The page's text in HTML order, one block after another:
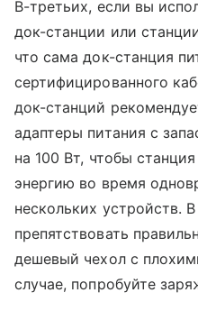
В-третьих, если вы
док-станции или
что сама док-станция
сертифицированного
док-станций
адаптеры питания с
на 100 Вт, чтобы
энергию во время
нескольких устройств.
препятствовать
дешевый чехол с
случае, попробуйте